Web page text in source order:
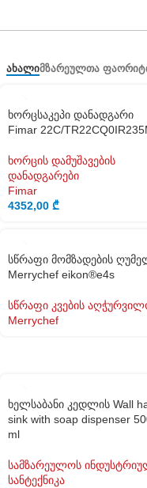
ᲐᲮᲐᲚᲘᲛᲖᲐᲠᲔᲣᲚᲗᲐ
ხორცსაკეპი დანადგარი
Fimar 22C/
ხორცის დამუშავების
დანადგარები
Fimar
4352,00 ₾
სწრაფი მომზადების
Merrychef eikon®e4s
სწრაფი კვების
Merrychef
ხელსაბანი კედლის Wall
sink with soap dispenser
ml
სამზარეულოს
სანტექნიკა